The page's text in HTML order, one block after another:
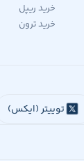
خرید ریپل
خرید ترون
توییتر (ایکس)